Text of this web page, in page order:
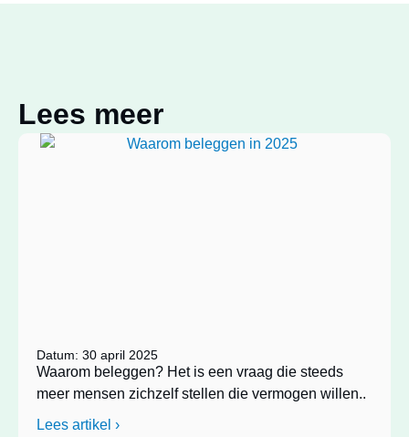
Lees meer
Datum: 30 april 2025
Waarom beleggen? Het is een vraag die steeds
meer mensen zichzelf stellen die vermogen willen..
Lees artikel ›